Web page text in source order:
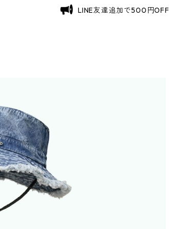
LINE友達追加で500円OFF